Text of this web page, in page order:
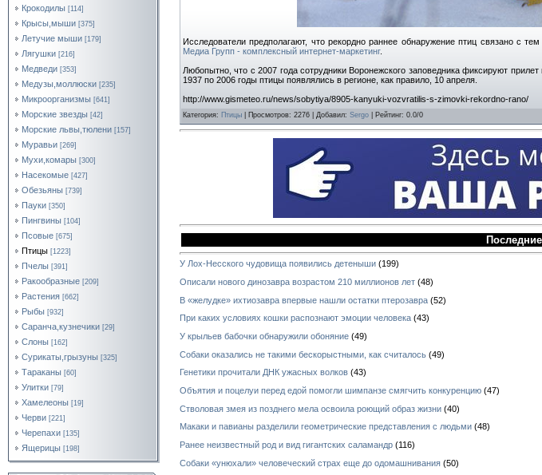
Крокодилы [114]
Крысы,мыши [375]
Летучие мыши [179]
Лягушки [216]
Медведи [353]
Медузы,моллюски [235]
Микроорганизмы [641]
Морские звезды [42]
Морские львы,тюлени [157]
Муравьи [269]
Мухи,комары [300]
Насекомые [427]
Обезьяны [739]
Пауки [350]
Пингвины [104]
Псовые [675]
Птицы [1223]
Пчелы [391]
Ракообразные [209]
Растения [662]
Рыбы [932]
Саранча,кузнечики [29]
Слоны [162]
Сурикаты,грызуны [325]
Тараканы [60]
Улитки [79]
Хамелеоны [19]
Черви [221]
Черепахи [135]
Ящерицы [198]
Исследователи предполагают, что рекордно раннее обнаружение птиц связано с
Медиа Групп - комплексный интернет-маркетинг.
Любопытно, что с 2007 года сотрудники Воронежского заповедника фиксируют
1937 по 2006 годы птицы появлялись в регионе, как правило, 10 апреля.
http://www.gismeteo.ru/news/sobytiya/8905-kanyuki-vozvratilis-s-zimovki-rekordno-rano/
Категория: Птицы Просмотров: 2276 | Добавил: Sergo Рейтинг: 0.0/0
У Лох-Несского чудовища появились детеныши (199)
Описали нового динозавра возрастом 210 миллионов лет (48)
В «желудке» ихтиозавра впервые нашли остатки птерозавра (52)
При каких условиях кошки распознают эмоции человека (43)
У крыльев бабочки обнаружили обоняние (49)
Собаки оказались не такими бескорыстными, как считалось (49)
Генетики прочитали ДНК ужасных волков (43)
Объятия и поцелуи перед едой помогли шимпанзе смягчить конкуренцию (47)
Стволовая змея из позднего мела освоила роющий образ жизни (40)
Макаки и павианы разделили геометрические представления с людьми (48)
Ранее неизвестный род и вид гигантских саламандр (116)
Собаки «унюхали» человеческий страх еще до одомашнивания (50)